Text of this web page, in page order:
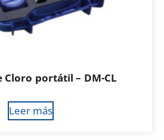
Cloro portátil – DM-CL
Leer más